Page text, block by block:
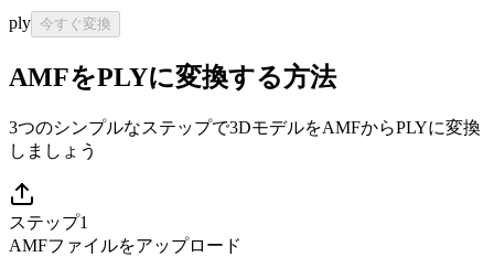
ply 今すぐ変換
AMFをPLYに変換する方法
3つのシンプルなステップで3DモデルをAMFからPLYに変換
しましょう
ステップ1
AMFファイルをアップロード